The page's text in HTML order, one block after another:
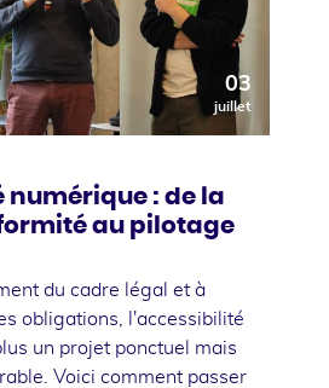
03
juillet
numérique : de la
au pilotage
du cadre légal et à
obligations, l'accessibilité
un projet ponctuel mais
Voici comment passer